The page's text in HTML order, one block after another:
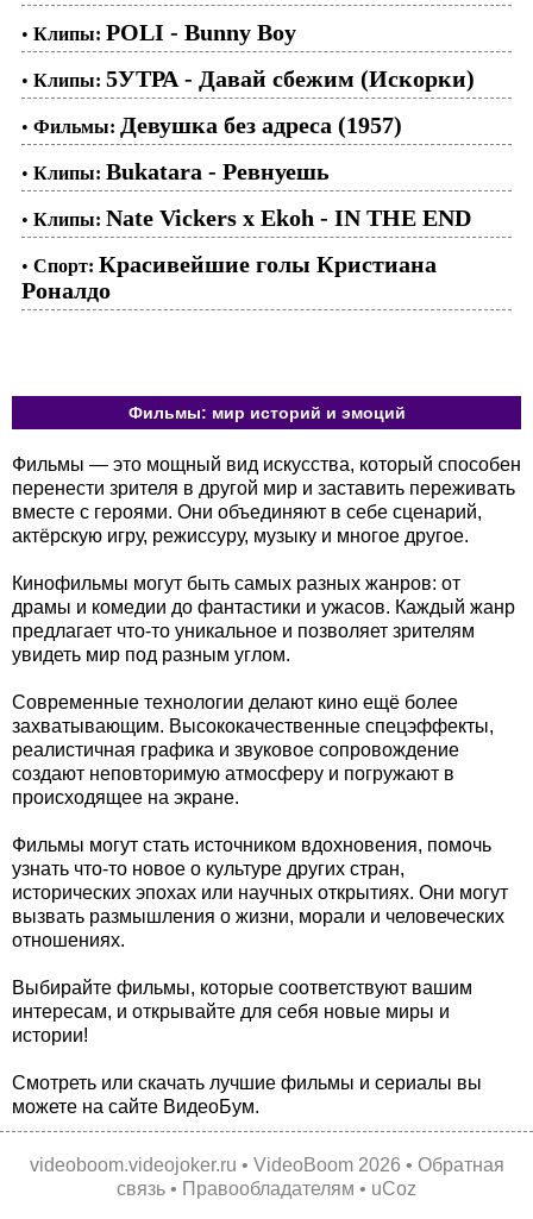
• Клипы: POLI - Bunny Boy
• Клипы: 5УТРА - Давай сбежим (Искорки)
• Фильмы: Девушка без адреса (1957)
• Клипы: Bukatara - Ревнуешь
• Клипы: Nate Vickers x Ekoh - IN THE END
• Спорт: Красивейшие голы Кристиана
Роналдо
Фильмы: мир историй и эмоций
Фильмы — это мощный вид искусства, который способен
перенести зрителя в другой мир и заставить переживать
вместе с героями. Они объединяют в себе сценарий,
актёрскую игру, режиссуру, музыку и многое другое.
Кинофильмы могут быть самых разных жанров: от
драмы и комедии до фантастики и ужасов. Каждый жанр
предлагает что-то уникальное и позволяет зрителям
увидеть мир под разным углом.
Современные технологии делают кино ещё более
захватывающим. Высококачественные спецэффекты,
реалистичная графика и звуковое сопровождение
создают неповторимую атмосферу и погружают в
происходящее на экране.
Фильмы могут стать источником вдохновения, помочь
узнать что-то новое о культуре других стран,
исторических эпохах или научных открытиях. Они могут
вызвать размышления о жизни, морали и человеческих
отношениях.
Выбирайте фильмы, которые соответствуют вашим
интересам, и открывайте для себя новые миры и
истории!
Смотреть или скачать лучшие фильмы и сериалы вы
можете на сайте ВидеоБум.
videoboom.videojoker.ru • VideoBoom2026 • Обратная
связь • Правообладателям • uCoz